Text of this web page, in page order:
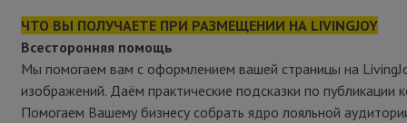
ЧТО ВЫ ПОЛУЧАЕТЕ ПРИ РАЗМЕЩЕНИИ НА LIVINGJOY
Всесторонняя помощь
Мы помогаем вам с оформлением вашей страницы на
изображений. Даём практические подсказки по публикации
Помогаем Вашему бизнесу собрать ядро лояльной